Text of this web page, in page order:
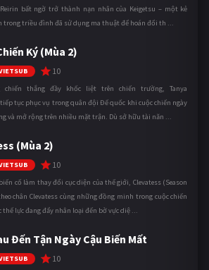
bất ngờ trở thành nạn nhân của Keigetsu – một kẻ
trong triều đình đã sử dụng ma thuật để hoán đổi th ...
Ký (Mùa 2)
10
chiến thắng đầy khốc liệt trên chiến trường, Tanya
tiếp tục phục vụ trong quân đội Đế quốc khi cuộc chiến ngày
và mở rộng trên nhiều mặt trận. Dù sở hữu tài năn ...
(Mùa 2)
10
cố làm thay đổi cục diện của thế giới, Clevatess (Season
chân Clevatess cùng những đồng minh trong cuộc chiến
thế lực đang đẩy nhân loại đến bờ vực diệ ...
Đến Tận Ngày Cậu Biến Mất
10